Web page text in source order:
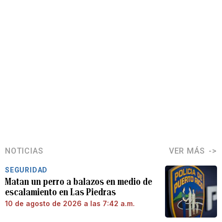
NOTICIAS VER MÁS
SEGURIDAD
Matan un perro a balazos en medio de
escalamiento en Las Piedras
10 de agosto de 2026 a las 7:42 a.m.